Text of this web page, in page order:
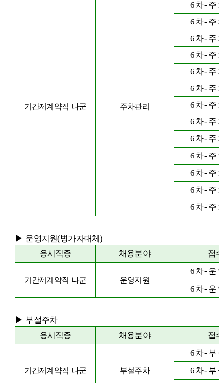
기간제계약직 나군 주차관리
6 차-
6 차-
6 차-
6 차-
6 차-
6 차-
6 차-
6 차-
6 차-
6 차-
6 차-
6 차-
6 차-
▶ 운영지원(병가자대체)
응시직종
채용분야 접
기간제계약직 나군 운영지원
6 차-
6 차-
▶ 부설주차
응시직종
채용분야 접
기간제계약직 나군 부설주차
6 차-
6 차-